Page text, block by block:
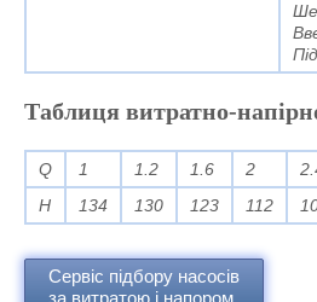
Таблиця витратно-
Q 1 1.2 1.6 2
H
134 130 123 112
Сервіс підбору насосів
за витратою і напором